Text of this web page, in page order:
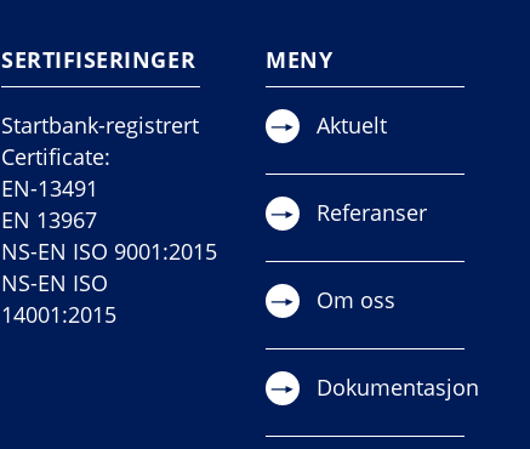
SERTIFISERINGER
Startbank-registrert
Certificate:
EN-13491
EN 13967
NS-EN ISO 9001:2015
NS-EN ISO
14001:2015
MENY
Aktuelt
Referanser
Om oss
Dokumentasjon